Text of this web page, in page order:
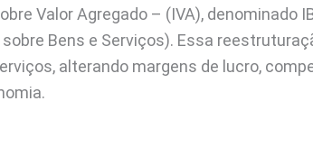
Valor Agregado – (IVA), denominado
Bens e Serviços). Essa
alterando margens de lucro,